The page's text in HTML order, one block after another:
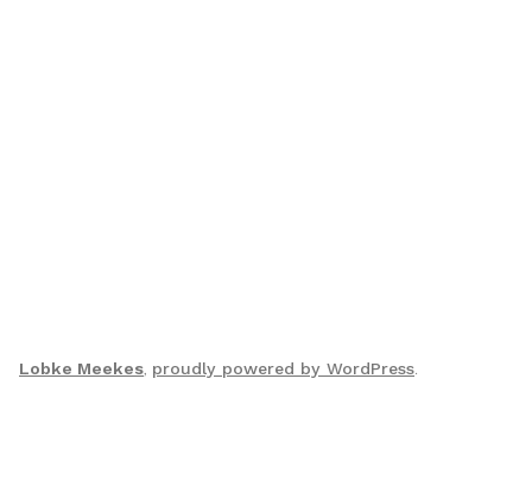
Lobke Meekes, proudly powered by WordPress.